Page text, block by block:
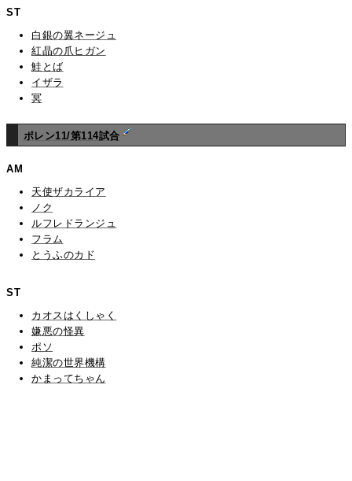
ST
白銀の翼ネージュ
紅晶の爪ヒガン
鮭とば
イザラ
冥
ポレン11/第114試合
AM
天使ザカライア
ノク
ルフレドランジュ
フラム
とうふのカド
ST
カオスはくしゃく
嫌悪の怪異
ポソ
純潔の世界機構
かまってちゃん